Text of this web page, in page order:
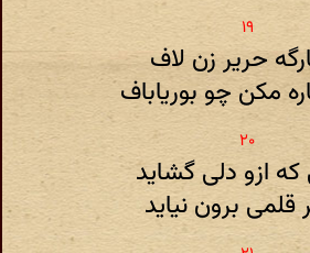
حریر زن لاف
مکن چو بوریا‌باف
ازو دلی گشاید
قلمی برون نیاید